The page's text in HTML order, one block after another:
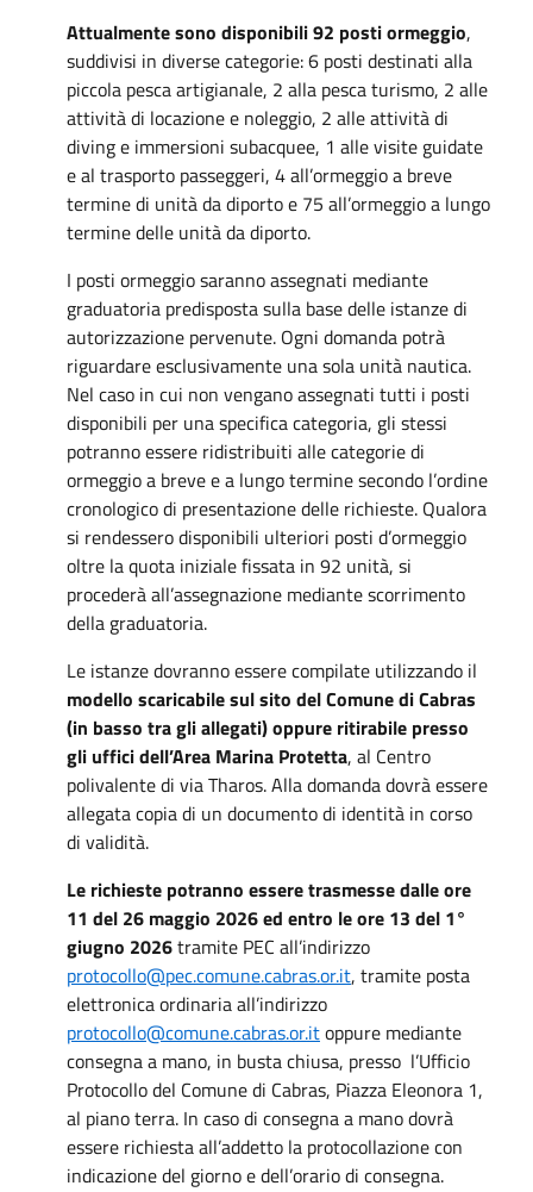
Attualmente sono disponibili 92 posti ormeggio,
suddivisi in diverse categorie: 6 posti destinati alla
piccola pesca artigianale, 2 alla pesca turismo, 2 alle
attività di locazione e noleggio, 2 alle attività di
diving e immersioni subacquee, 1 alle visite guidate
e al trasporto passeggeri, 4 all’ormeggio a breve
termine di unità da diporto e 75 all’ormeggio a lungo
termine delle unità da diporto.
I posti ormeggio saranno assegnati mediante
graduatoria predisposta sulla base delle istanze di
autorizzazione pervenute. Ogni domanda potrà
riguardare esclusivamente una sola unità nautica.
Nel caso in cui non vengano assegnati tutti i posti
disponibili per una specifica categoria, gli stessi
potranno essere ridistribuiti alle categorie di
ormeggio a breve e a lungo termine secondo l’ordine
cronologico di presentazione delle richieste. Qualora
si rendessero disponibili ulteriori posti d’ormeggio
oltre la quota iniziale fissata in 92 unità, si
procederà all’assegnazione mediante scorrimento
della graduatoria.
Le istanze dovranno essere compilate utilizzando il
modello scaricabile sul sito del Comune di Cabras
(in basso tra gli allegati) oppure ritirabile presso
gli uffici dell’Area Marina Protetta, al Centro
polivalente di via Tharos. Alla domanda dovrà essere
allegata copia di un documento di identità in corso
di validità.
Le richieste potranno essere trasmesse dalle ore
11 del 26 maggio 2026 ed entro le ore 13 del 1°
giugno 2026tramite PEC all’indirizzo
protocollo@pec.comune.cabras.or.it, tramite posta
elettronica ordinaria all’indirizzo
protocollo@comune.cabras.or.itoppure mediante
consegna a mano, in busta chiusa, presso l’Ufficio
Protocollo del Comune di Cabras, Piazza Eleonora 1,
al piano terra. In caso di consegna a mano dovrà
essere richiesta all’addetto la protocollazione con
indicazione del giorno e dell’orario di consegna.